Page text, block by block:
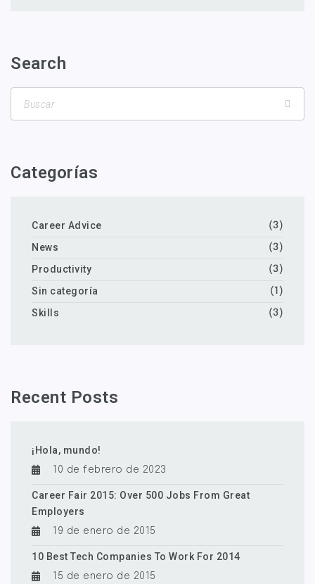
Search
Categorías
Career Advice (3)
News (3)
Productivity (3)
Sin categoría (1)
Skills (3)
Recent Posts
¡Hola, mundo!
10 de febrero de 2023
Career Fair 2015: Over 500 Jobs From Great
Employers
19 de enero de 2015
10 Best Tech Companies To Work For 2014
15 de enero de 2015